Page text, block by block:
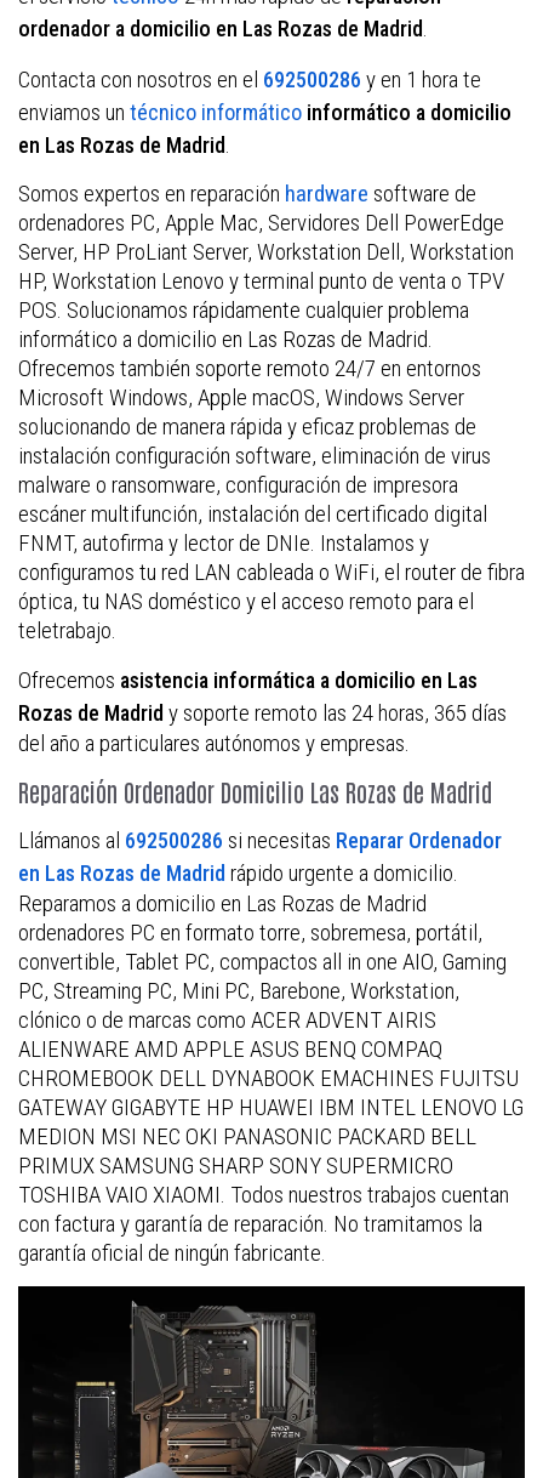
ordenador a domicilio en Las Rozas de Madrid.
Contacta con nosotros en el 692500286 y en 1 hora te
enviamos un técnico informático informático a domicilio
en Las Rozas de Madrid.
Somos expertos en reparación hardware software de
ordenadores PC, Apple Mac, Servidores Dell PowerEdge
Server, HP ProLiant Server, Workstation Dell, Workstation
HP, Workstation Lenovo y terminal punto de venta o TPV
POS. Solucionamos rápidamente cualquier problema
informático a domicilio en Las Rozas de Madrid.
Ofrecemos también soporte remoto 24/7 en entornos
Microsoft Windows, Apple macOS, Windows Server
solucionando de manera rápida y eficaz problemas de
instalación configuración software, eliminación de virus
malware o ransomware, configuración de impresora
escáner multifunción, instalación del certificado digital
FNMT, autofirma y lector de DNIe. Instalamos y
configuramos tu red LAN cableada o WiFi, el router de fibra
óptica, tu NAS doméstico y el acceso remoto para el
teletrabajo.
Ofrecemos asistencia informática a domicilio en Las
Rozas de Madrid y soporte remoto las 24 horas, 365 días
del año a particulares autónomos y empresas.
Reparación Ordenador Domicilio Las Rozas de Madrid
Llámanos al 692500286 si necesitas Reparar Ordenador
en Las Rozas de Madrid rápido urgente a domicilio.
Reparamos a domicilio en Las Rozas de Madrid
ordenadores PC en formato torre, sobremesa, portátil,
convertible, Tablet PC, compactos all in one AIO, Gaming
PC, Streaming PC, Mini PC, Barebone, Workstation,
clónico o de marcas como ACER ADVENT AIRIS
ALIENWARE AMD APPLE ASUS BENQ COMPAQ
CHROMEBOOK DELL DYNABOOK EMACHINES FUJITSU
GATEWAY GIGABYTE HP HUAWEI IBM INTEL LENOVO LG
MEDION MSI NEC OKI PANASONIC PACKARD BELL
PRIMUX SAMSUNG SHARP SONY SUPERMICRO
TOSHIBA VAIO XIAOMI. Todos nuestros trabajos cuentan
con factura y garantía de reparación. No tramitamos la
garantía oficial de ningún fabricante.